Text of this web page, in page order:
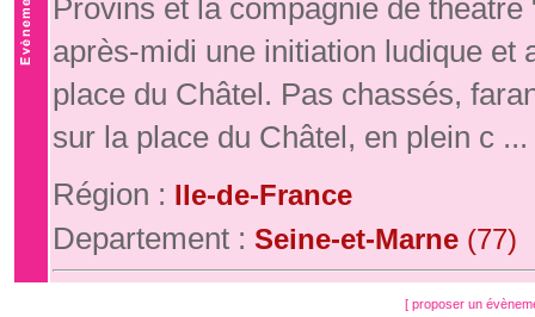
Provins et la compagnie de
après-midi une initiation ludique et
place du Châtel. Pas chassés,
sur la place du Châtel, en plein c ...
Région : Ile-de-France
Departement : Seine-et-Marne (77)
[ proposer un